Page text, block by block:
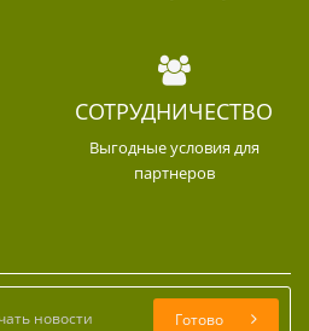
СОТРУДНИЧЕСТВО
Выгодные условия для
партнеров
Готово